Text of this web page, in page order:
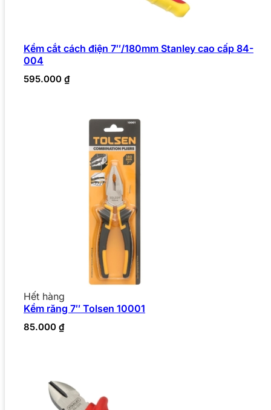
Kềm cắt cách điện 7″/180mm Stanley cao cấp 84-
004
595.000 ₫
Hết hàng
Kềm răng 7″ Tolsen 10001
85.000 ₫